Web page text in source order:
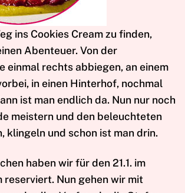
ins Cookies Cream zu finden,
Abenteuer. Von der
einmal rechts abbiegen, an einem
in einen Hinterhof, nochmal
ist man endlich da. Nun nur noch
meistern und den beleuchteten
klingeln und schon ist man drin.
haben wir für den 21.1. im
reserviert. Nun gehen wir mit